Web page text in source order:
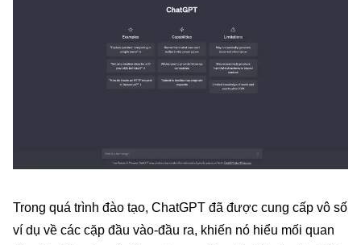
Trong quá trình đào tạo, ChatGPT đã được cung cấp vô số
ví dụ về các cặp đầu vào-đầu ra, khiến nó hiểu mối quan